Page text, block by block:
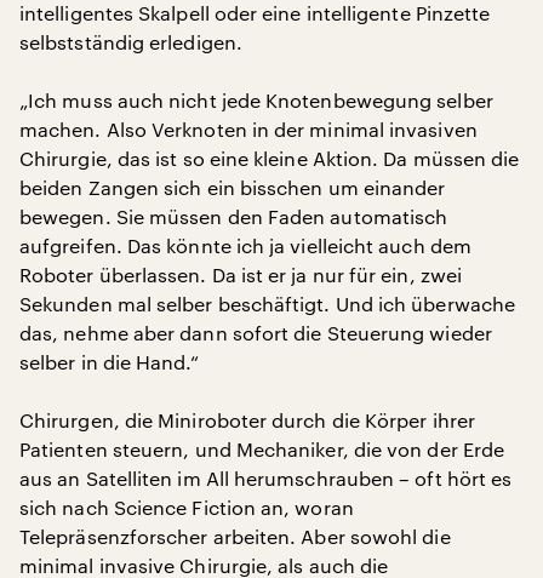
intelligentes Skalpell oder eine intelligente Pinzette
selbstständig erledigen.
„Ich muss auch nicht jede Knotenbewegung selber
machen. Also Verknoten in der minimal invasiven
Chirurgie, das ist so eine kleine Aktion. Da müssen die
beiden Zangen sich ein bisschen um einander
bewegen. Sie müssen den Faden automatisch
aufgreifen. Das könnte ich ja vielleicht auch dem
Roboter überlassen. Da ist er ja nur für ein, zwei
Sekunden mal selber beschäftigt. Und ich überwache
das, nehme aber dann sofort die Steuerung wieder
selber in die Hand.“
Chirurgen, die Miniroboter durch die Körper ihrer
Patienten steuern, und Mechaniker, die von der Erde
aus an Satelliten im All herumschrauben – oft hört es
sich nach Science Fiction an, woran
Telepräsenzforscher arbeiten. Aber sowohl die
minimal invasive Chirurgie, als auch die